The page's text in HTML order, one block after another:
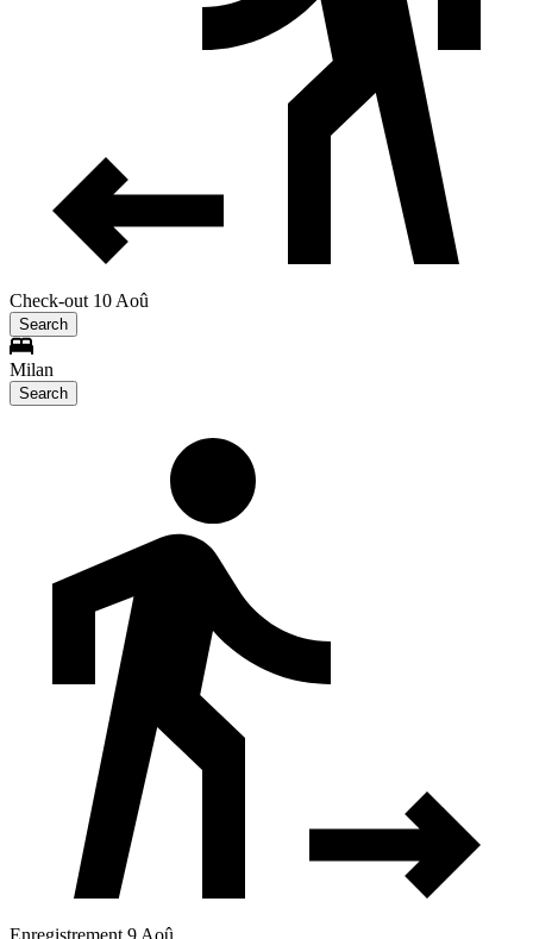
Check-out 10 Aoû
Search
Milan
Search
Enregistrement 9 Aoû